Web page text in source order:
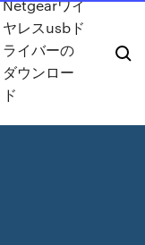
Netgearワイ
ヤレスusbド
ライバーの
ダウンロー
ド